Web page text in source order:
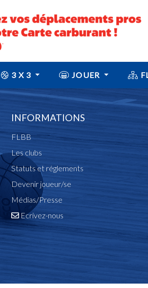
3 X 3 JOUER
INFORMATIONS
FLBB
Les clubs
Statuts et réglements
Devenir joueur/se
Médias/Presse
Ecrivez-nous